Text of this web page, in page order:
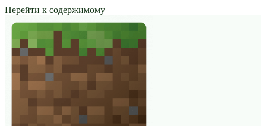
Перейти к содержимому